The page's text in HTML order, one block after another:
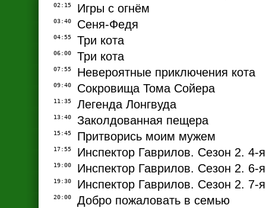
02:15 Игры с огнём
03:40 Сеня-Федя
04:55 Три кота
06:00 Три кота
07:55 Невероятные приключения кота
09:40 Сокровища Тома Сойера
11:35 Легенда Лонгвуда
13:40 Заколдованная пещера
15:45 Притворись моим мужем
17:55 Инспектор Гаврилов. Сезон 2. 4-
19:00 Инспектор Гаврилов. Сезон 2. 6-
19:30 Инспектор Гаврилов. Сезон 2. 7-
20:00 Добро пожаловать в семью